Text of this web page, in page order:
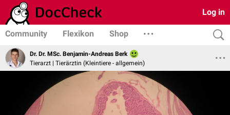
Log in
Community Flexikon Shop
Dr. Dr. MSc. Benjamin-Andreas Berk
Tierarzt | Tierärztin (Kleintiere - allgemein)